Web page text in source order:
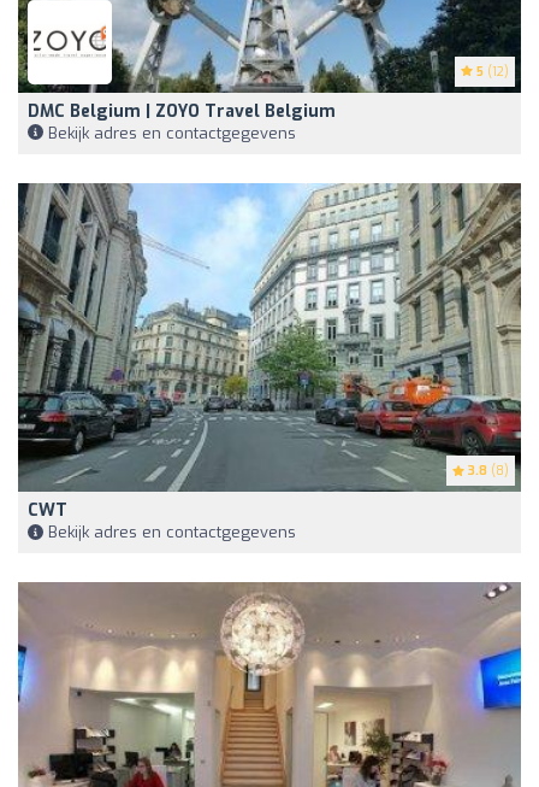
5 (12)
DMC Belgium | ZOYO Travel Belgium
Bekijk adres en contactgegevens
3.8 (8)
CWT
Bekijk adres en contactgegevens